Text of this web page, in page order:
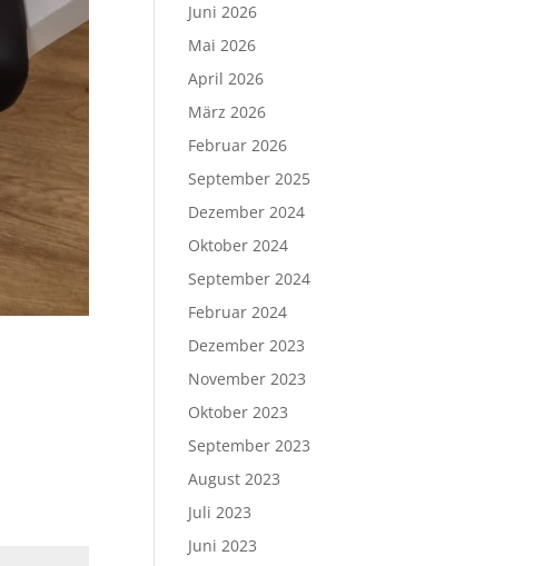
Juni 2026
Mai 2026
April 2026
März 2026
Februar 2026
September 2025
Dezember 2024
Oktober 2024
September 2024
Februar 2024
Dezember 2023
November 2023
Oktober 2023
September 2023
August 2023
Juli 2023
Juni 2023